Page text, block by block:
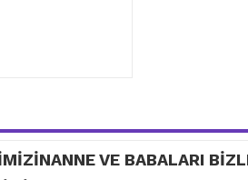
VE BABALARI